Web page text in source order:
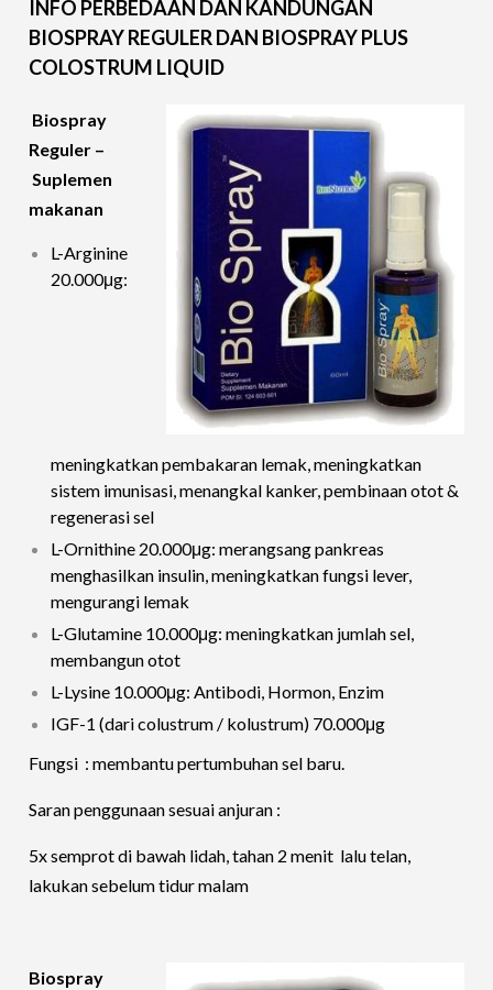
INFO PERBEDAAN DAN KANDUNGAN
BIOSPRAY REGULER DAN BIOSPRAY PLUS
COLOSTRUM LIQUID
Biospray
Reguler –
Suplemen
makanan
L-Arginine
20.000μg:
meningkatkan pembakaran lemak, meningkatkan
sistem imunisasi, menangkal kanker, pembinaan otot &
regenerasi sel
L-Ornithine 20.000μg: merangsang pankreas
menghasilkan insulin, meningkatkan fungsi lever,
mengurangi lemak
L-Glutamine 10.000μg: meningkatkan jumlah sel,
membangun otot
L-Lysine 10.000μg: Antibodi, Hormon, Enzim
IGF-1 (dari colustrum / kolustrum) 70.000μg
Fungsi : membantu pertumbuhan sel baru.
Saran penggunaan sesuai anjuran :
5x semprot di bawah lidah, tahan 2 menit lalu telan,
lakukan sebelum tidur malam
Biospray